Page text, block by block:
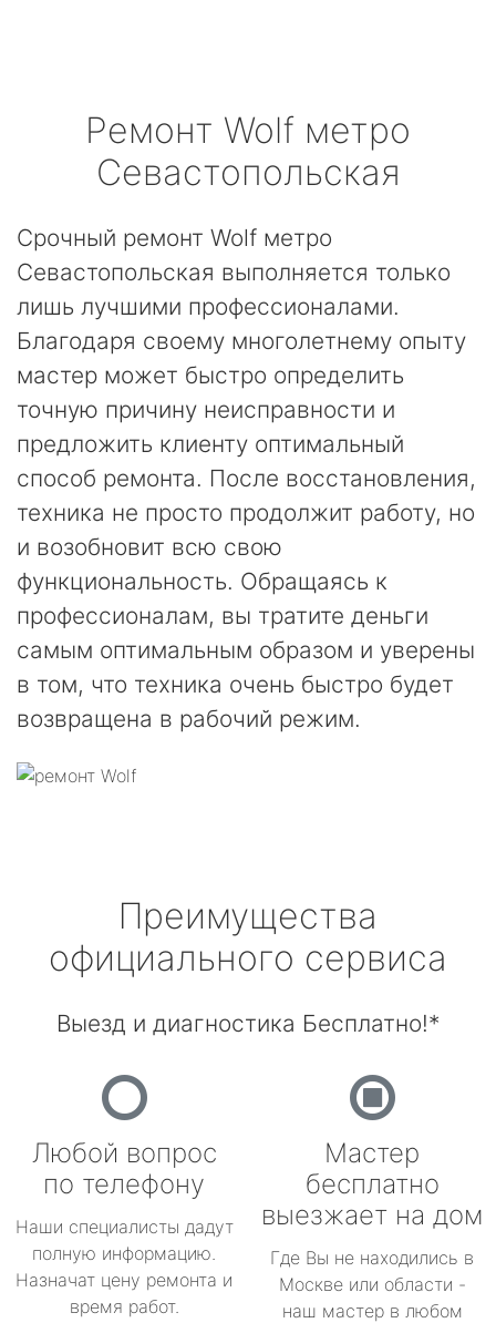
Ремонт Wolf метро
Севастопольская
Срочный ремонт Wolf метро
Севастопольская выполняется только
лишь лучшими профессионалами.
Благодаря своему многолетнему опыту
мастер может быстро определить
точную причину неисправности и
предложить клиенту оптимальный
способ ремонта. После восстановления,
техника не просто продолжит работу, но
и возобновит всю свою
функциональность. Обращаясь к
профессионалам, вы тратите деньги
самым оптимальным образом и уверены
в том, что техника очень быстро будет
возвращена в рабочий режим.
Преимущества
официального сервиса
Выезд и диагностика Бесплатно!*
Любой вопрос
по телефону
Наши специалисты дадут
полную информацию.
Назначат цену ремонта и
время работ.
Мастер
бесплатно
выезжает на дом
Где Вы не находились в
Москве или области -
наш мастер в любом